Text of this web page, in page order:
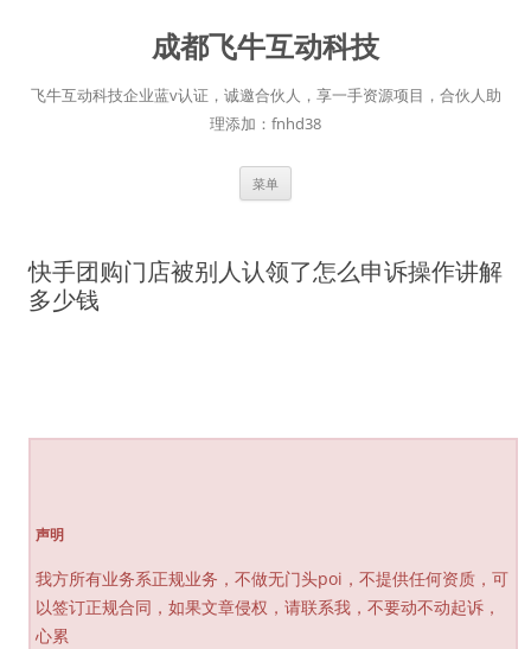
成都飞牛互动科技
飞牛互动科技企业蓝v认证，诚邀合伙人，享一手资源项目，合伙人助
理添加：fnhd38
菜单
快手团购门店被别人认领了怎么申诉操作讲解
多少钱
声明
我方所有业务系正规业务，不做无门头poi，不提供任何资质，可
以签订正规合同，如果文章侵权，请联系我，不要动不动起诉，
心累